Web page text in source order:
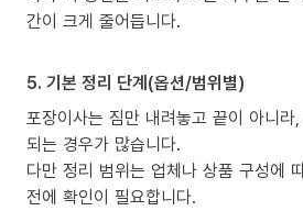
간이 크게 줄어듭니다.
5. 기본 정리 단계(옵션/범위별)
포장이사는 짐만 내려놓고 끝이 아니
되는 경우가 많습니다.
다만 정리 범위는 업체나 상품 구성에
전에 확인이 필요합니다.